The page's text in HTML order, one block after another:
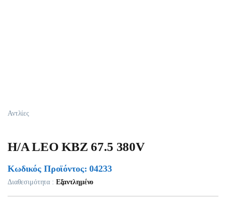
Αντλίες
H/A LEO KBZ 67.5 380V
Κωδικός Προϊόντος: 04233
Διαθεσιμότητα : Εξαντλημένο